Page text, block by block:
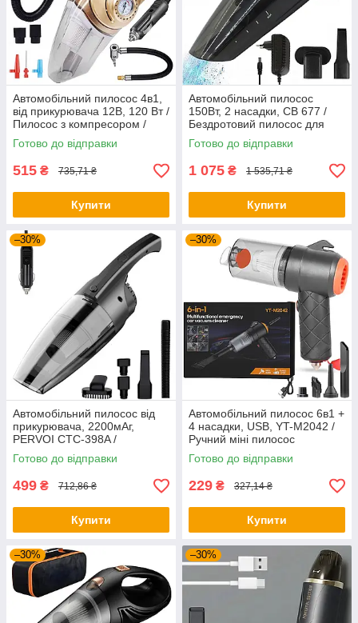
Автомобільний пилосос 4в1,
від прикурювача 12В, 120 Вт /
Пилосос з компресором /
Пилосос для машини
Готово до відправки
515 ₴ 735,71 ₴
Купити
Автомобільний пилосос
150Вт, 2 насадки, СВ 677 /
Бездротовий пилосос для
машини / Ручний пилосос
для авто
Готово до відправки
1 075 ₴ 1 535,71 ₴
Купити
–30%
Автомобільний пилосос від
прикурювача, 2200мАг,
PERVOI CTC-398A /
Бездротовий пилосос /
Ручний пилосос
Готово до відправки
499 ₴ 712,86 ₴
Купити
–30%
Автомобільний пилосос 6в1 +
4 насадки, USB, YT-M2042 /
Ручний міні пилосос
Готово до відправки
229 ₴ 327,14 ₴
Купити
–30% –30%